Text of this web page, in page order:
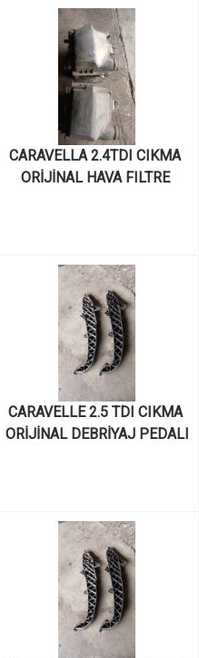
CARAVELLA 2.4TDI CIKMA
ORİJİNAL HAVA FILTRE
CARAVELLE 2.5 TDI CIKMA
ORİJİNAL DEBRİYAJ PEDALI